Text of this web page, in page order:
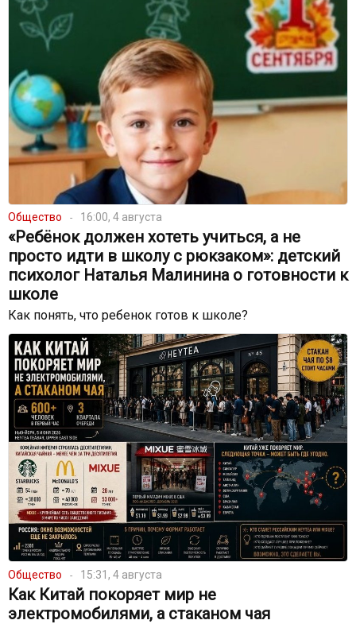
Общество 16:00, 4 августа
«Ребёнок должен хотеть учиться, а не
просто идти в школу с рюкзаком»: детский
психолог Наталья Малинина о готовности к
школе
Как понять, что ребенок готов к школе?
Общество 15:31, 4 августа
Как Китай покоряет мир не
электромобилями, а стаканом чая